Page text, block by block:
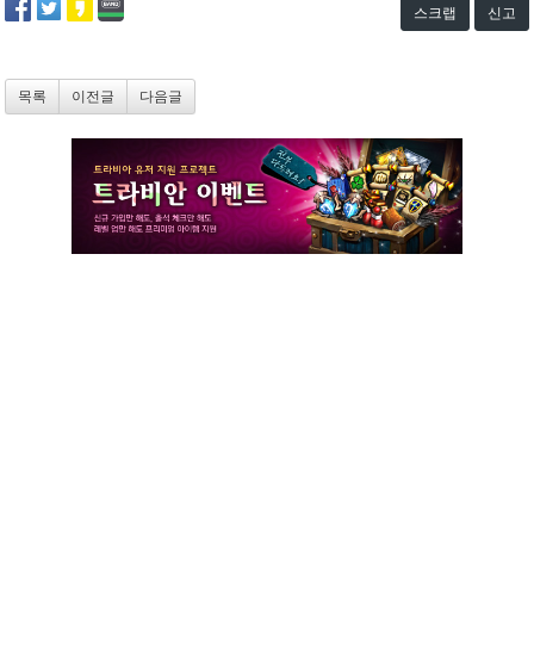
스크랩 신고
목록 이전글 다음글